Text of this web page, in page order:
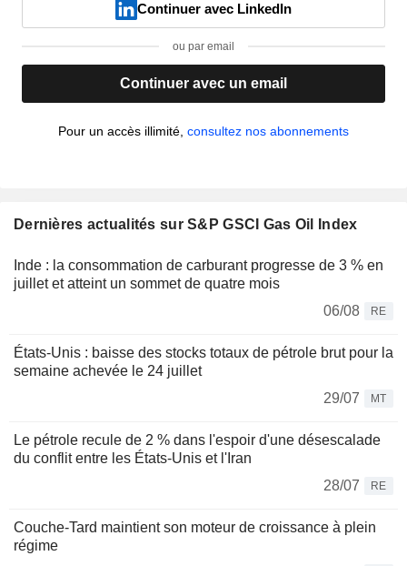
Continuer avec LinkedIn
ou par email
Continuer avec un email
Pour un accès illimité, consultez nos abonnements
Dernières actualités sur S&P GSCI Gas Oil Index
Inde : la consommation de carburant progresse de 3 % en
juillet et atteint un sommet de quatre mois
06/08
RE
États-Unis : baisse des stocks totaux de pétrole brut pour la
semaine achevée le 24 juillet
29/07
MT
Le pétrole recule de 2 % dans l'espoir d'une désescalade
du conflit entre les États-Unis et l'Iran
28/07
RE
Couche-Tard maintient son moteur de croissance à plein
régime